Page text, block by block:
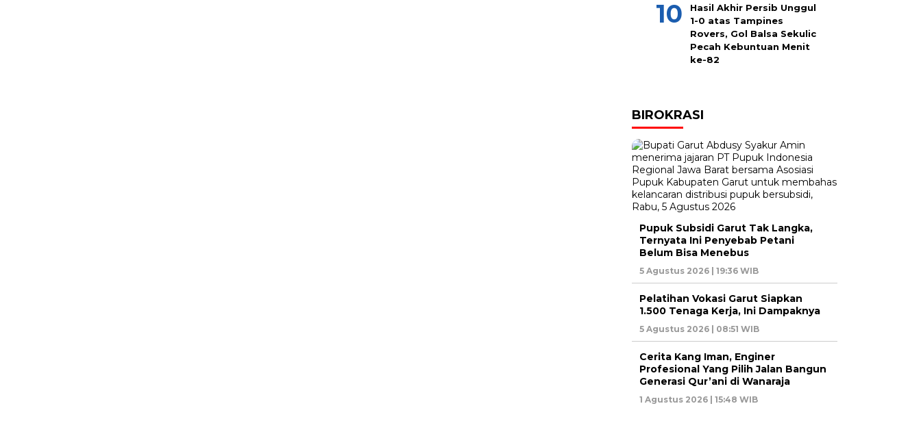
Hasil Akhir Persib Unggul
1-0 atas Tampines
Rovers, Gol Balsa Sekulic
Pecah Kebuntuan Menit
ke-82
BIROKRASI
Pupuk Subsidi Garut Tak Langka,
Ternyata Ini Penyebab Petani
Belum Bisa Menebus
5 Agustus 2026 | 19:36 WIB
Pelatihan Vokasi Garut Siapkan
1.500 Tenaga Kerja, Ini Dampaknya
5 Agustus 2026 | 08:51 WIB
Cerita Kang Iman, Enginer
Profesional Yang Pilih Jalan Bangun
Generasi Qur’ani di Wanaraja
1 Agustus 2026 | 15:48 WIB